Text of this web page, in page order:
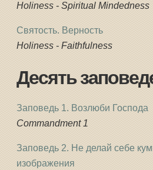
Holiness - Spiritual Mindedness
Святость. Верность
Holiness - Faithfulness
Десять
Заповедь 1. Возлюби Господа
Commandment 1
Заповедь 2. Не делай себе
изображения